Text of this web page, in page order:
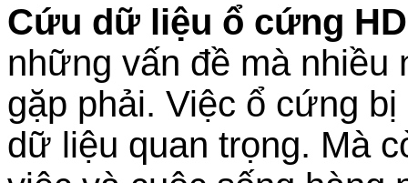
Cứu dữ liệu ổ cứng
những vấn đề mà
gặp phải. Việc ổ cứng
dữ liệu quan trọng. Mà